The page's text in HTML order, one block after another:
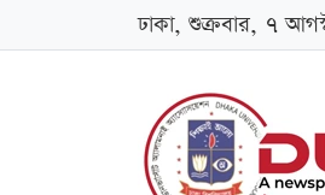
ঢাকা, শুক্রবার, ৭